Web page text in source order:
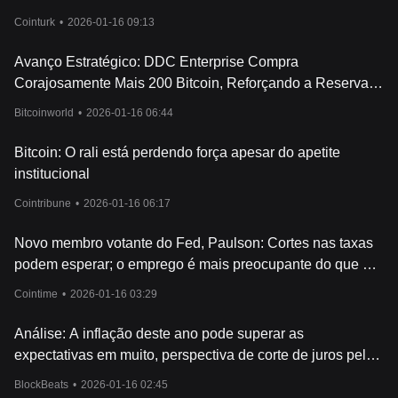
lastrear o valor doRSR, garantindo sua estabilidade e
Referências
Documentos oficiais:https://reserve.org/protocol/
Como funciona Reserve Rights?
composto por RSV, uma stablecoin vinculada ao dólar
americano, e RSR, um token de utilidade, recompensa e
1por meio de mecanismos inovadores, comprando mais RSV
excesso ou recém-criado quando seu valor excede US$ 1. Esse
sistema garante estabilidade e confiabilidade, tornando o RSV
contra a volatilidade em economias impactadas.
seguro do que as plataformas tradicionais centralizadas de
stablecoin, possibilitando que os usuários criem suas próprias
ser resgatadas por ativossubjacentes. RTokens podem ser
Cointurk • 2026-01-16 09:13
Avanço Estratégico: DDC Enterprise Compra
Corajosamente Mais 200 Bitcoin, Reforçando a Reserva
Bitcoinworld • 2026-01-16 06:44
Bitcoin: O rali está perdendo força apesar do apetite
institucional
Cointribune • 2026-01-16 06:17
Novo membro votante do Fed, Paulson: Cortes nas taxas
podem esperar; o emprego é mais preocupante do que a
Cointime • 2026-01-16 03:29
Análise: A inflação deste ano pode superar as
expectativas em muito, perspectiva de corte de juros pelo
BlockBeats • 2026-01-16 02:45